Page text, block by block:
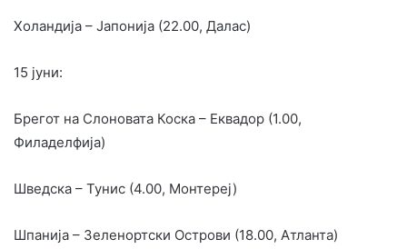
Холандија – Јапонија (22.00, Далас)
15 јуни:
Брегот на Слоновата Коска – Еквадор (1.00,
Филаделфија)
Шведска – Тунис (4.00, Монтереј)
Шпанија – Зеленортски Острови (18.00, Атланта)